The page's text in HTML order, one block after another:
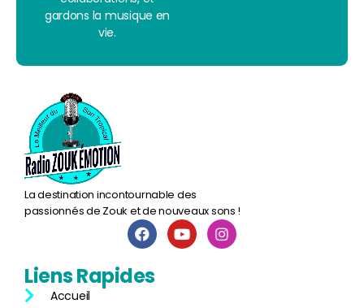
gardons la musique en
vie.
La destination incontournable des
passionnés de Zouk et de nouveaux sons !
LiensRapides
Accueil